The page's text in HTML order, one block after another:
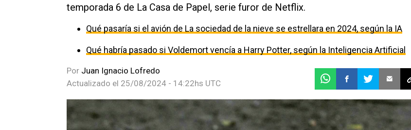
temporada 6 de La Casa de Papel, serie furor de Netflix.
Qué pasaría si el avión de La sociedad de la nieve se estrellara en 2024, según la IA
Qué habría pasado si Voldemort vencía a Harry Potter, según la Inteligencia Artificial
Por Juan Ignacio Lofredo
Actualizado el 25/08/2024 - 14:22hs UTC